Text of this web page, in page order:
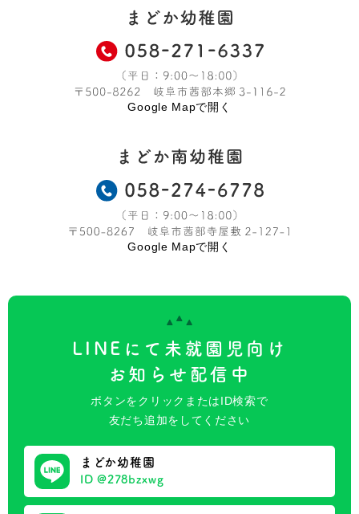
Google Mapで開く
Google Mapで開く
LINEにて未就園児向け
お知らせ配信中
ボタンをクリックまたはID検索で
友だち追加をしてください
まどか幼稚園
ID @278bzxwg